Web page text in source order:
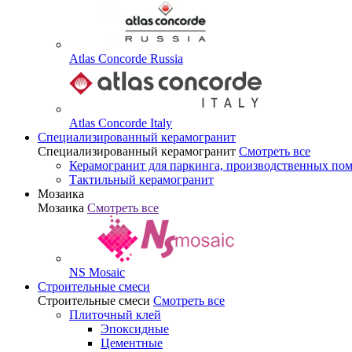
Atlas Concorde Russia
Atlas Concorde Italy
Специализированный керамогранит
Специализированный керамогранит Смотреть все
Керамогранит для паркинга, производственных
Тактильный керамогранит
Мозаика
Мозаика Смотреть все
NS Mosaic
Строительные смеси
Строительные смеси Смотреть все
Плиточный клей
Эпоксидные
Цементные